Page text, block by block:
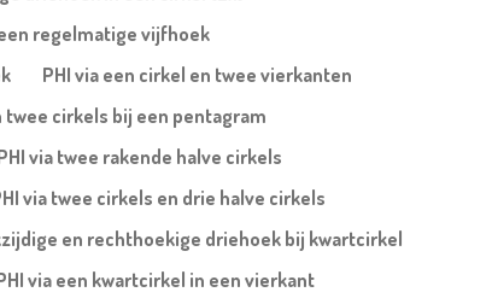
regelmatige vijfhoek
PHI via een cirkel en twee vierkanten
twee cirkels bij een pentagram
via twee rakende halve cirkels
via twee cirkels en drie halve cirkels
en rechthoekige driehoek bij kwartcirkel
via een kwartcirkel in een vierkant